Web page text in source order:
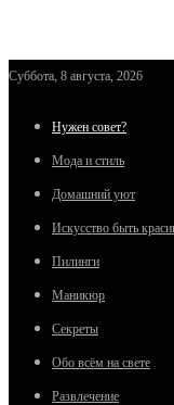
Суббота, 8 августа, 2026
Нужен совет?
Мода и стиль
Домашний уют
Искусство быть
Пилинги
Маникюр
Секреты
Обо всём на свете
Развлечение